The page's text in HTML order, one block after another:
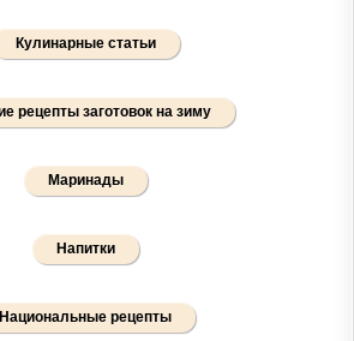
Кулинарные статьи
рецепты заготовок на зиму
Маринады
Напитки
Национальные рецепты